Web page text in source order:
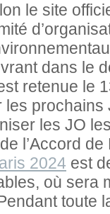
le site
dans le
retenue le
les JO
l’Accord
2024 est
où sera
toute